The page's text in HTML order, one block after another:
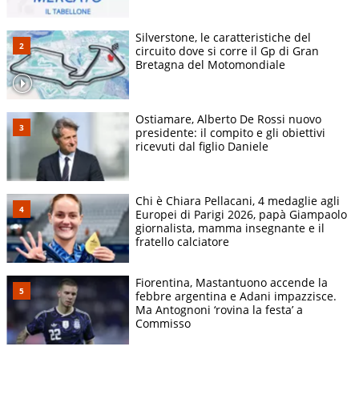
Silverstone, le caratteristiche del
circuito dove si corre il Gp di Gran
Bretagna del Motomondiale
Ostiamare, Alberto De Rossi nuovo
presidente: il compito e gli obiettivi
ricevuti dal figlio Daniele
Chi è Chiara Pellacani, 4 medaglie agli
Europei di Parigi 2026, papà Giampaolo
giornalista, mamma insegnante e il
fratello calciatore
Fiorentina, Mastantuono accende la
febbre argentina e Adani impazzisce.
Ma Antognoni ‘rovina la festa’ a
Commisso